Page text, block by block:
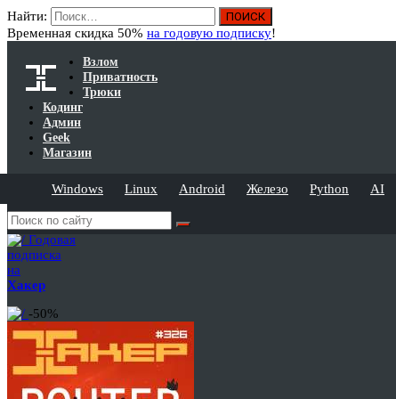
Найти:
Временная скидка 50% на годовую подписку!
Взлом
Приватность
Трюки
Кодинг
Админ
Geek
Магазин
Windows Linux Android Железо Python AI
Годовая
подписка
на
Хакер
-50%